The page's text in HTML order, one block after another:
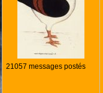
21057 messages postés